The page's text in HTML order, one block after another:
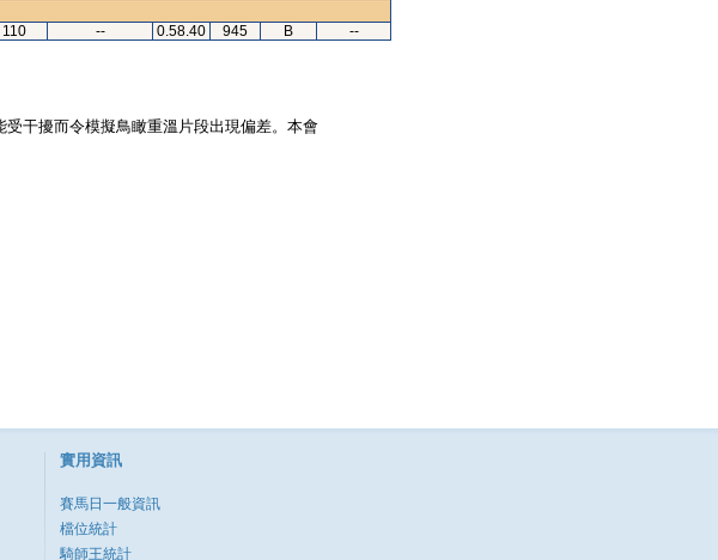
110 -- 0.58.40 945 B --
干擾而令模擬鳥瞰重溫片段出現偏差。本會
實用資訊
賽馬日一般資訊
檔位統計
騎師王統計